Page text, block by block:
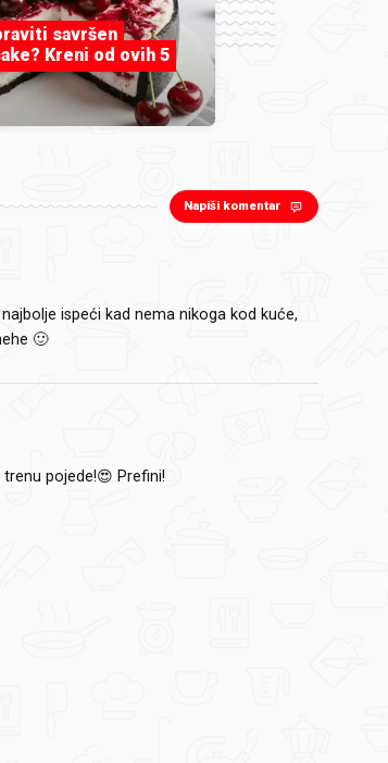
savršen
Kreni od ovih 5
Napiši komentar
ispeći kad nema nikoga kod kuće,
🙂
pojede!😍 Prefini!